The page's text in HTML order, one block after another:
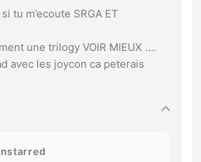
tu m’ecoute SRGA ET
une trilogy VOIR MIEUX ….
avec les joycon ca peterais